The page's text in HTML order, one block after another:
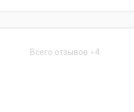
Всего отзывов 4